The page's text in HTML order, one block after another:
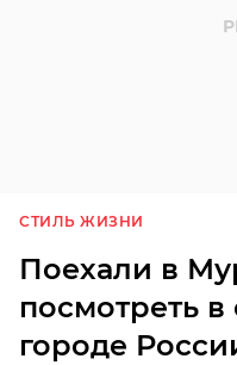
СТИЛЬ ЖИЗНИ
Поехали в
посмотреть
городе